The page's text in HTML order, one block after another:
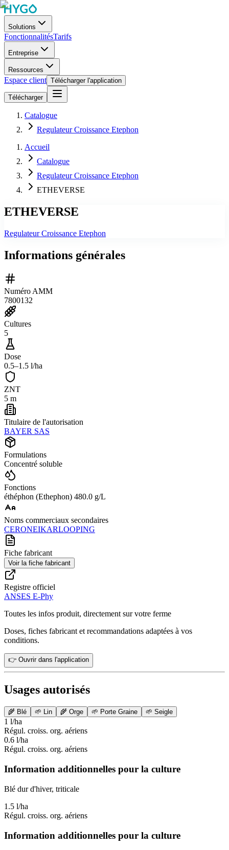
Solutions
FonctionnalitésTarifs
Entreprise
Ressources
Espace client Télécharger l'application
Télécharger
Catalogue
Regulateur Croissance Etephon
Accueil
Catalogue
Regulateur Croissance Etephon
ETHEVERSE
ETHEVERSE
Regulateur Croissance Etephon
Informations générales
Numéro AMM
7800132
Cultures
5
Dose
0.5–1.5 l/ha
ZNT
5 m
Titulaire de l'autorisation
BAYER SAS
Formulations
Concentré soluble
Fonctions
éthéphon (Ethephon) 480.0 g/L
Noms commerciaux secondaires
CERONEIKARLOOPING
Fiche fabricant
Voir la fiche fabricant
Registre officiel
ANSES E-Phy
Toutes les infos produit, directement sur votre ferme
Doses, fiches fabricant et recommandations adaptées à vos
conditions.
👉 Ouvrir dans l'application
Usages autorisés
🌾 Blé 🌱 Lin 🌾 Orge 🌱 Porte Graine 🌱 Seigle
1 l/ha
Régul. croiss. org. aériens
0.6 l/ha
Régul. croiss. org. aériens
Information additionnelles pour la culture
Blé dur d'hiver, triticale
1.5 l/ha
Régul. croiss. org. aériens
Information additionnelles pour la culture